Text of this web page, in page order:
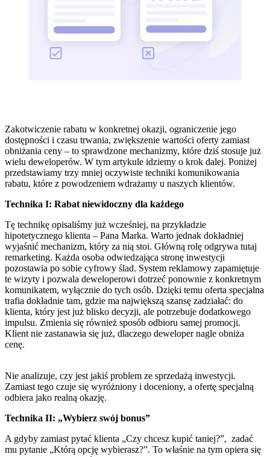
Zakotwiczenie rabatu w konkretnej okazji, ograniczenie jego
dostępności i czasu trwania, zwiększenie wartości oferty zamiast
obniżania ceny – to sprawdzone mechanizmy, które dziś stosuje już
wielu deweloperów. W tym artykule idziemy o krok dalej. Poniżej
przedstawiamy trzy mniej oczywiste techniki komunikowania
rabatu, które z powodzeniem wdrażamy u naszych klientów.
Technika I: Rabat niewidoczny dla każdego
Tę technikę opisaliśmy już wcześniej, na przykładzie
hipotetycznego klienta – Pana Marka. Warto jednak dokładniej
wyjaśnić mechanizm, który za nią stoi. Główną rolę odgrywa tutaj
remarketing. Każda osoba odwiedzająca stronę inwestycji
pozostawia po sobie cyfrowy ślad. System reklamowy zapamiętuje
te wizyty i pozwala deweloperowi dotrzeć ponownie z konkretnym
komunikatem, wyłącznie do tych osób. Dzięki temu oferta specjalna
trafia dokładnie tam, gdzie ma największą szansę zadziałać: do
klienta, który jest już blisko decyzji, ale potrzebuje dodatkowego
impulsu. Zmienia się również sposób odbioru samej promocji.
Klient nie zastanawia się już, dlaczego deweloper nagle obniża
cenę.
Nie analizuje, czy jest jakiś problem ze sprzedażą inwestycji.
Zamiast tego czuje się wyróżniony i doceniony, a ofertę specjalną
odbiera jako realną okazję.
Technika II: „Wybierz swój bonus”
A gdyby zamiast pytać klienta „Czy chcesz kupić taniej?”, zadać
mu pytanie „Którą opcję wybierasz?”. To właśnie na tym opiera się